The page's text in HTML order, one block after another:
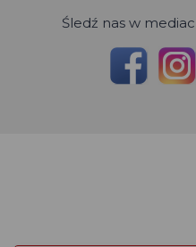
Śledź nas w